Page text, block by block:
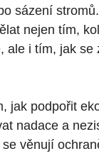
sázení
nejen tím,
ale i tím, jak se
jak podpořit
nadace a
věnují